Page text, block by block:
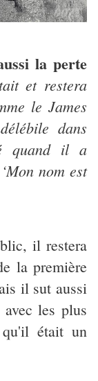
la perte
et restera
le James
dans
quand il a
nom est
il restera
la première
il sut aussi
les plus
qu'il était un